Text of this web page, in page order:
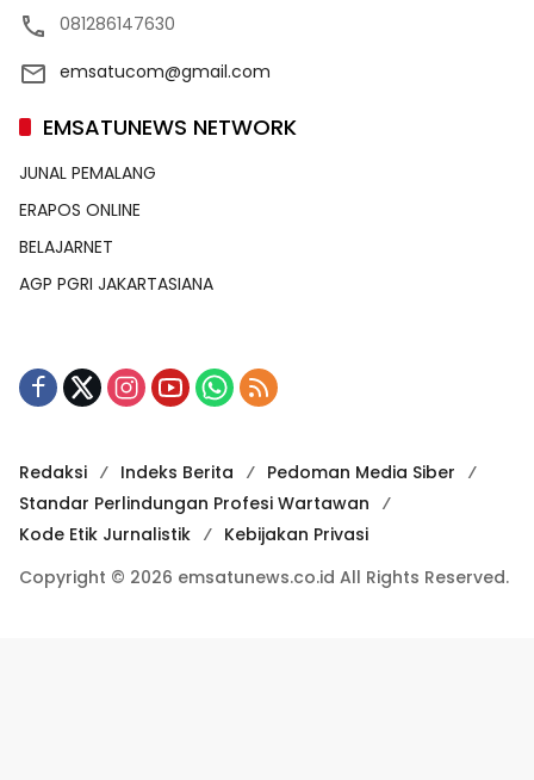
081286147630
emsatucom@gmail.com
EMSATUNEWS NETWORK
JUNAL PEMALANG
ERAPOS ONLINE
BELAJARNET
AGP PGRI JAKARTASIANA
Redaksi Indeks Berita
Pedoman Media Siber
Standar Perlindungan Profesi Wartawan
Kode Etik Jurnalistik
Kebijakan Privasi
Copyright © 2026 emsatunews.co.id All Rights Reserved.